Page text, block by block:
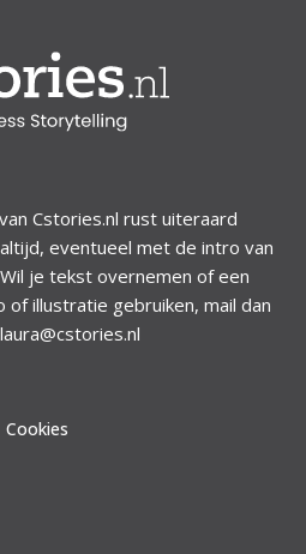
Cstories.nl rust uiteraard
eventueel met de intro van
je tekst overnemen of een
illustratie gebruiken, mail dan
Cookies